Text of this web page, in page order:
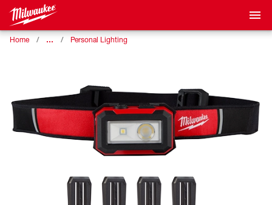
Home … Personal Lighting